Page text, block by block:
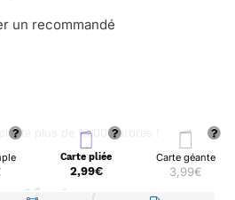
Carte pliée
2,99€
Carte géante
3,99€
un recommandé
plus de 13.000 arbres !